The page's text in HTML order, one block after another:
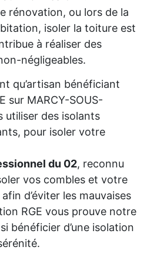
rénovation, ou lors de la
isoler la toiture est
à réaliser des
négligeables.
qu’artisan bénéficiant
sur MARCY-SOUS-
utiliser des isolants
pour isoler votre
du 02, reconnu
vos combles et votre
d’éviter les mauvaises
RGE vous prouve notre
bénéficier d’une isolation